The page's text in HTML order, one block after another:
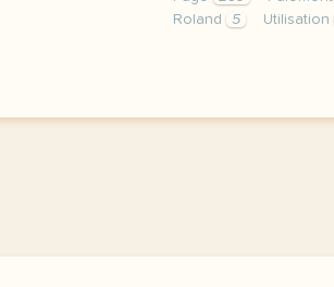
Roland
5 Utilisation